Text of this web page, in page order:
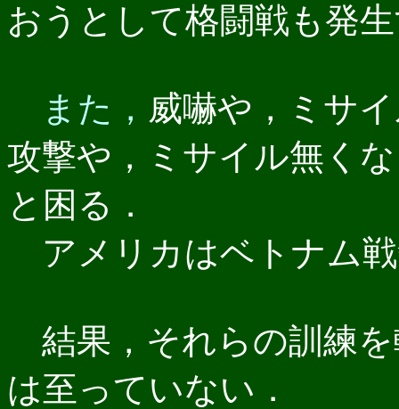
おうとして格闘戦も発
また， 威嚇や，ミサ
攻撃や，ミサイル無く
と困る．
アメリカはベトナム
結果，それらの訓練
は至っていない．